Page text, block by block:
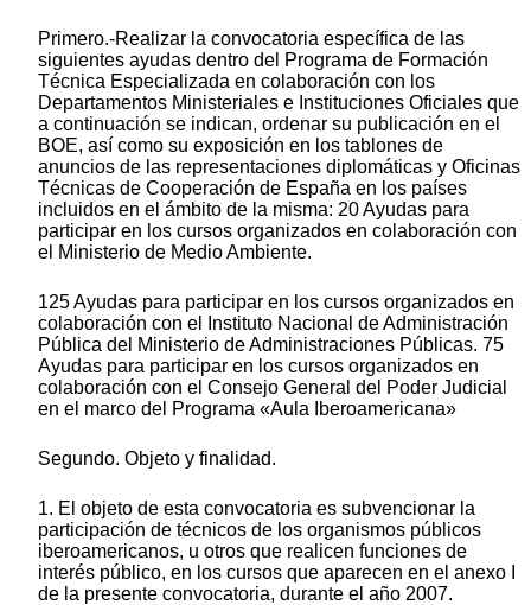
Primero.-Realizar la convocatoria específica de las
siguientes ayudas dentro del Programa de Formación
Técnica Especializada en colaboración con los
Departamentos Ministeriales e Instituciones Oficiales que
a continuación se indican, ordenar su publicación en el
BOE, así como su exposición en los tablones de
anuncios de las representaciones diplomáticas y Oficinas
Técnicas de Cooperación de España en los países
incluidos en el ámbito de la misma: 20 Ayudas para
participar en los cursos organizados en colaboración con
el Ministerio de Medio Ambiente.
125 Ayudas para participar en los cursos organizados en
colaboración con el Instituto Nacional de Administración
Pública del Ministerio de Administraciones Públicas. 75
Ayudas para participar en los cursos organizados en
colaboración con el Consejo General del Poder Judicial
en el marco del Programa «Aula Iberoamericana»
Segundo. Objeto y finalidad.
1. El objeto de esta convocatoria es subvencionar la
participación de técnicos de los organismos públicos
iberoamericanos, u otros que realicen funciones de
interés público, en los cursos que aparecen en el anexo I
de la presente convocatoria, durante el año 2007.